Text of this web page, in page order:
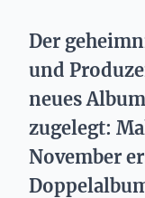
Der
und
neues
zugelegt:
November